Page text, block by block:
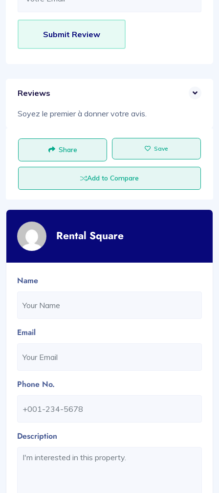
Reviews
Soyez le premier à donner votre avis.
Share Save
Add to Compare
Rental Square
Name
Email
Phone No.
Description